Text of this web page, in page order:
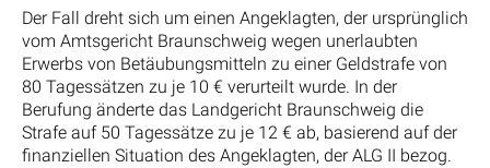
Der Fall dreht sich um einen Angeklagten, der ursprünglich
vom Amtsgericht Braunschweig wegen unerlaubten
Erwerbs von Betäubungsmitteln zu einer Geldstrafe von
80 Tagessätzen zu je 10 € verurteilt wurde. In der
Berufung änderte das Landgericht Braunschweig die
Strafe auf 50 Tagessätze zu je 12 € ab, basierend auf der
finanziellen Situation des Angeklagten, der ALG II bezog.